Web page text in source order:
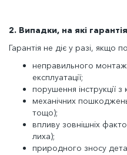
2. Випадки, на які
Гарантія не діє у разі, якщо
неправильного
експлуатації;
порушення інструкції
механічних
тощо);
впливу зовнішніх
лиха);
природного зносу